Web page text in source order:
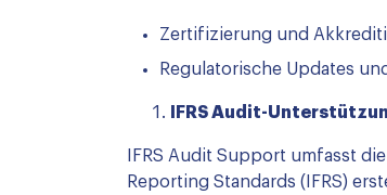
Zertifizierung und
Regulatorische Updates
IFRS Audit-
IFRS Audit Support umfasst
Reporting Standards (IFRS)